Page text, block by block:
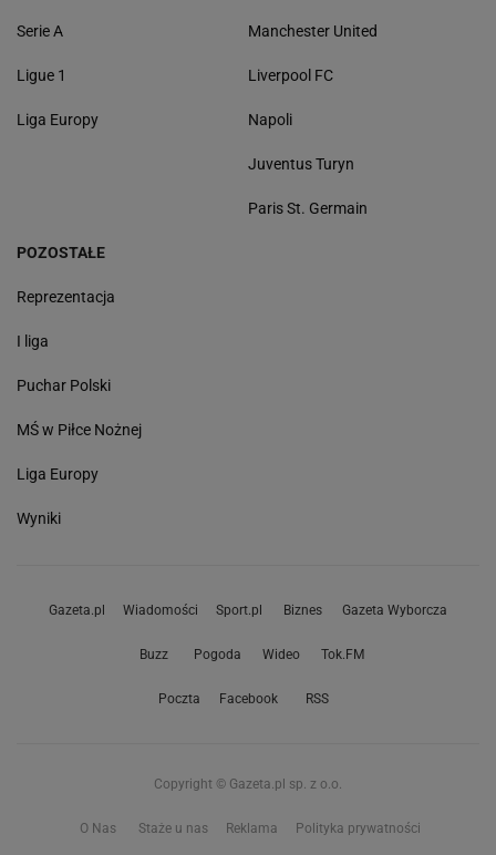
Serie A
Ligue 1
Liga Europy
Manchester United
Liverpool FC
Napoli
Juventus Turyn
Paris St. Germain
POZOSTAŁE
Reprezentacja
I liga
Puchar Polski
MŚ w Piłce Nożnej
Liga Europy
Wyniki
Gazeta.pl Wiadomości Sport.pl Biznes Gazeta Wyborcza
Buzz Pogoda Wideo Tok.FM
Poczta Facebook RSS
Copyright © Gazeta.pl sp. z o.o.
O Nas Staże u nas Reklama Polityka prywatności